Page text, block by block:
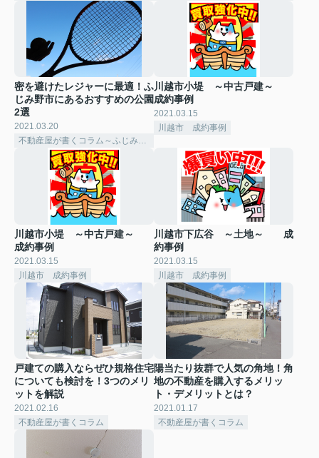
密を避けたレジャーに最適！ふ
じみ野市にあるおすすめの公園
2選
2021.03.20
不動産屋が書くコラム～ふじみ野市～
川越市小堤 ～中古戸建～
成約事例
2021.03.15
川越市 成約事例
川越市小堤 ～中古戸建～
成約事例
2021.03.15
川越市 成約事例
川越市下広谷 ～土地～ 成
約事例
2021.03.15
川越市 成約事例
戸建ての購入ならぜひ規格住宅
についても検討を！3つのメリ
ットを解説
2021.02.16
不動産屋が書くコラム
陽当たり抜群で人気の角地！角
地の不動産を購入するメリッ
ト・デメリットとは？
2021.01.17
不動産屋が書くコラム